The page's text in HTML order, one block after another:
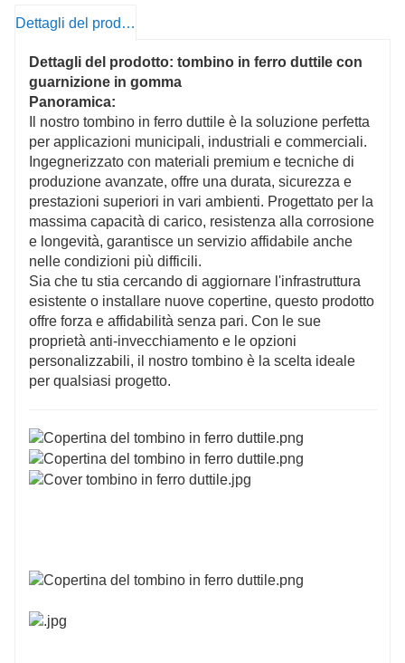
prestazioni stabili.
dimensioni e progettazione in base alle esigenze dei
clienti, adattando una vasta gamma di applicazioni.
Dettagli del prodotto
Dettagli del prodotto: tombino in ferro duttile con
guarnizione in gomma
Panoramica:
Il nostro tombino in ferro duttile è la soluzione perfetta
per applicazioni municipali, industriali e commerciali.
Ingegnerizzato con materiali premium e tecniche di
produzione avanzate, offre una durata, sicurezza e
prestazioni superiori in vari ambienti. Progettato per la
massima capacità di carico, resistenza alla corrosione
e longevità, garantisce un servizio affidabile anche
nelle condizioni più difficili.
Sia che tu stia cercando di aggiornare l'infrastruttura
esistente o installare nuove copertine, questo prodotto
offre forza e affidabilità senza pari. Con le sue
proprietà anti-invecchiamento e le opzioni
personalizzabili, il nostro tombino è la scelta ideale
per qualsiasi progetto.